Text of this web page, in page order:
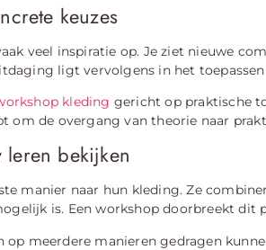
keuzes
veel inspiratie op. Je ziet nieuwe
ligt vervolgens in het
kleding gericht op praktische
om de overgang van theorie naar
leren bekijken
manier naar hun kleding. Ze
is. Een workshop doorbreekt dit
meerdere manieren gedragen